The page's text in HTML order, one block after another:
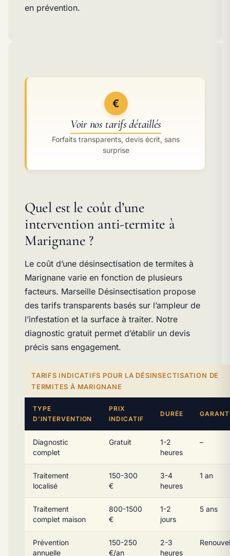
en prévention.
€
Voir nos tarifs détaillés
Forfaits transparents, devis écrit, sans
surprise
Quel est le coût d’une
intervention anti-termite à
Marignane ?
Le coût d’une désinsectisation de termites à
Marignane varie en fonction de plusieurs
facteurs. Marseille Désinsectisation propose
des tarifs transparents basés sur l’ampleur de
l’infestation et la surface à traiter. Notre
diagnostic gratuit permet d’établir un devis
précis sans engagement.
TARIFS INDICATIFS POUR LA DÉSINSECTISATION DE
TERMITES À MARIGNANE
TYPE
D’INTERVENTION
PRIX
INDICATIF
DURÉE
Diagnostic
complet
Gratuit
1-2
heures
–
Traitement
localisé
150-300
€
3-4
heures
1 an
Traitement
complet maison
800-1500
€
1-2
jours
5 ans
Prévention
annuelle
150-250
€/an
2-3
heures